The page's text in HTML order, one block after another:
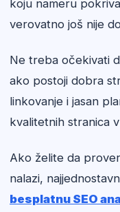
koju nameru
verovatno još nije
Ne treba očekivati
ako postoji dobra
linkovanje i jasan
kvalitetnih stranica
Ako želite da
nalazi,
besplatnu SEO